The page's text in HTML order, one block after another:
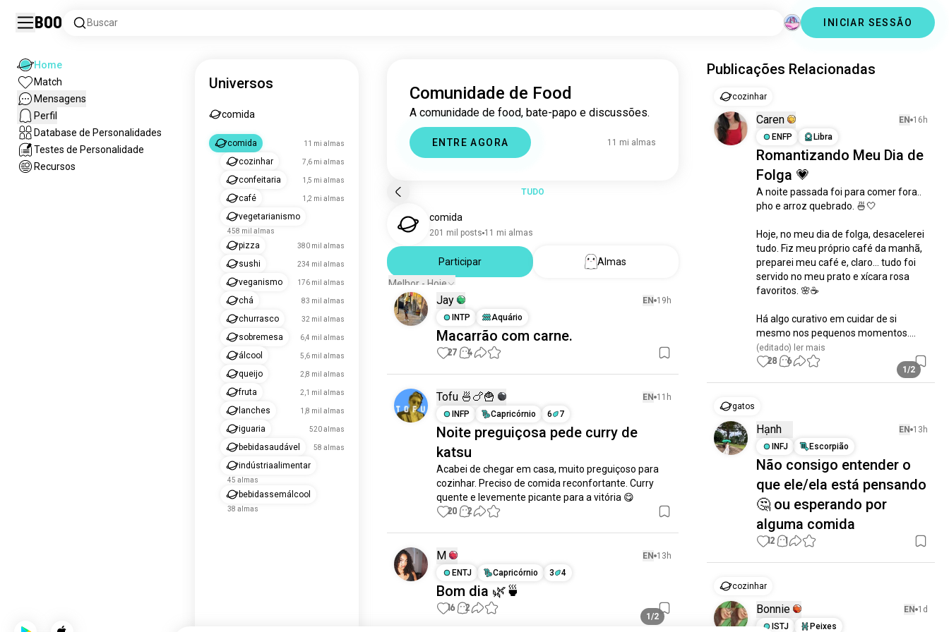
Boo Buscar INICIAR SESSÃO
Home
Match
Mensagens
Perfil
Database de Personalidades
Testes de Personalidade
Recursos
Universos
comida
comida 11 mi almas
cozinhar 7,6 mi almas
confeitaria 1,5 mi almas
café 1,2 mi almas
vegetarianismo
458 mil almas
pizza 380 mil almas
sushi 234 mil almas
veganismo 176 mil almas
chá 83 mil almas
churrasco 32 mil almas
sobremesa 6,4 mil almas
álcool 5,6 mil almas
queijo 2,8 mil almas
fruta 2,1 mil almas
lanches 1,8 mil almas
iguaria 520 almas
bebidasaudável 58 almas
indústriaalimentar
45 almas
bebidassemálcool
38 almas
Comunidade de Food
A comunidade de food, bate-papo e discussões.
ENTRE AGORA 11 mi almas
TUDO
comida
201 mil posts 11 mi almas
Participar
Almas
Melhor - Hoje
Jay EN 19h
INTP
Aquário
Macarrão com carne.
27 4
Tofu 🍜🍗🍟 EN 11h
INFP
Capricórnio 6 7
Noite preguiçosa pede curry de
katsu
Acabei de chegar em casa, muito preguiçoso para
cozinhar. Preciso de comida reconfortante. Curry
quente e levemente picante para a vitória 😋
20 2
M EN 13h
ENTJ
Capricórnio 3 4
Bom dia 🌿🍵
1/2
16 2
Publicações Relacionadas
cozinhar
Caren EN 16h
ENFP
Libra
Romantizando Meu Dia de
Folga 💗
A noite passada foi para comer fora..
pho e arroz quebrado. 🍜🤍
Hoje, no meu dia de folga, desacelerei
tudo. Fiz meu próprio café da manhã,
preparei meu café e, claro... tudo foi
servido no meu prato e xícara rosa
favoritos. 🌸☕
Há algo curativo em cuidar de si
mesmo nos pequenos momentos....
(editado) ler mais
1/2
28 6
gatos
Hạnh EN 13h
INFJ
Escorpião
Não consigo entender o
que ele/ela está pensando
🤔 ou esperando por
alguma comida
12 1
cozinhar
Bonnie EN 1d
ISTJ
Peixes